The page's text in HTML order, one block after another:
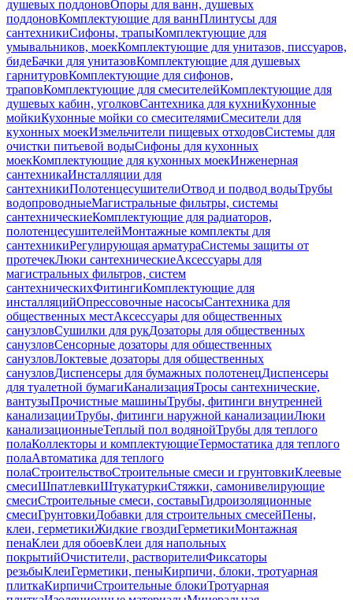
душевых поддоновОпоры для ванн, душевых
поддоновКомплектующие для ваннПлинтусы для
сантехникиСифоны, трапыКомплектующие для
умывальников, моекКомплектующие для унитазов, писсуаров,
бидеБачки для унитазовКомплектующие для душевых
гарнитуровКомплектующие для сифонов,
траповКомплектующие для смесителейКомплектующие для
душевых кабин, уголковСантехника для кухниКухонные
мойкиКухонные мойки со смесителямиСмесители для
кухонных моекИзмельчители пищевых отходовСистемы для
очистки питьевой водыСифоны для кухонных
моекКомплектующие для кухонных моекИнженерная
сантехникаИнсталляции для
сантехникиПолотенцесушителиОтвод и подвод водыТрубы
водопроводныеМагистральные фильтры, системы
сантехническиеКомплектующие для радиаторов,
полотенцесушителейМонтажные комплекты для
сантехникиРегулирующая арматураСистемы защиты от
протечекЛюки сантехническиеАксессуары для
магистральных фильтров, систем
сантехническихФитингиКомплектующие для
инсталляцийОпрессовочные насосыСантехника для
общественных местАксессуары для общественных
санузловСушилки для рукДозаторы для общественных
санузловСенсорные дозаторы для общественных
санузловЛоктевые дозаторы для общественных
санузловДиспенсеры для бумажных полотенецДиспенсеры
для туалетной бумагиКанализацияТросы сантехнические,
вантузыПрочистные машиныТрубы, фитинги внутренней
канализацииТрубы, фитинги наружной канализацииЛюки
канализационныеТеплый пол водянойТрубы для теплого
полаКоллекторы и комплектующиеТермостатика для теплого
полаАвтоматика для теплого
полаСтроительствоСтроительные смеси и грунтовкиКлеевые
смесиШпатлевкиШтукатуркиСтяжки, самонивелирующие
смесиСтроительные смеси, составыГидроизоляционные
смесиГрунтовкиДобавки для строительных смесейПены,
клеи, герметикиЖидкие гвоздиГерметикиМонтажная
пенаКлеи для обоевКлеи для напольных
покрытийОчистители, растворителиФиксаторы
резьбыКлеиГерметики, пеныКирпичи, блоки, тротуарная
плиткаКирпичиСтроительные блокиТротуарная